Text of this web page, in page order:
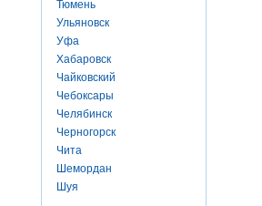
Тюмень
Ульяновск
Уфа
Хабаровск
Чайковский
Чебоксары
Челябинск
Черногорск
Чита
Шемордан
Шуя